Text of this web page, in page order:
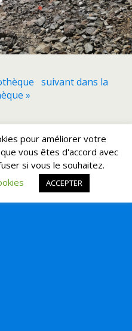
suivant dans la
»
début
Bureau
pour améliorer votre
vous êtes d'accord avec
si vous le souhaitez.
ACCEPTER